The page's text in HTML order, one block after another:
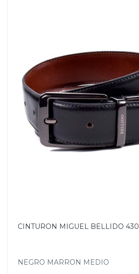
CINTURON MIGUEL BELLIDO 430
NEGRO MARRON MEDIO